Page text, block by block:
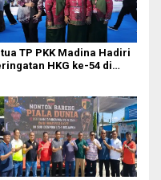
TP PKK Madina Hadiri
HKG ke-54 di